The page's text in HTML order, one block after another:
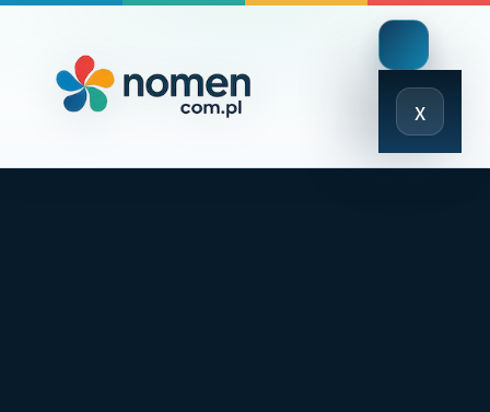
x
Close
Menu